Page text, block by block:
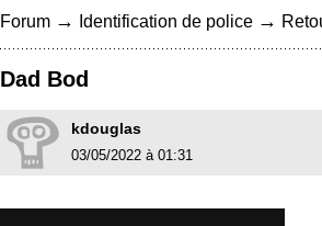
Forum → Identification de police →
Dad Bod
kdouglas
03/05/2022 à 01:31